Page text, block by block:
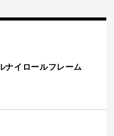
イロールフレーム